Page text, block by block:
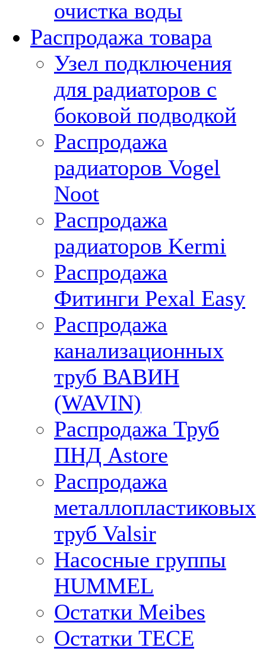
очистка воды
Распродажа товара
Узел подключения
для радиаторов с
боковой подводкой
Распродажа
радиаторов Vogel
Noot
Распродажа
радиаторов Kermi
Распродажа
Фитинги Pexal Easy
Распродажа
канализационных
труб ВАВИН
(WAVIN)
Распродажа Труб
ПНД Astore
Распродажа
металлопластиковых
труб Valsir
Насосные группы
HUMMEL
Остатки Meibes
Остатки ТЕСЕ